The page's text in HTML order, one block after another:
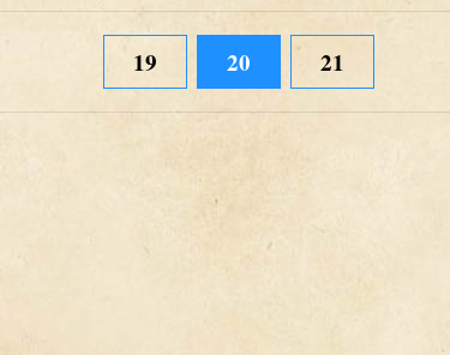
19 20 21